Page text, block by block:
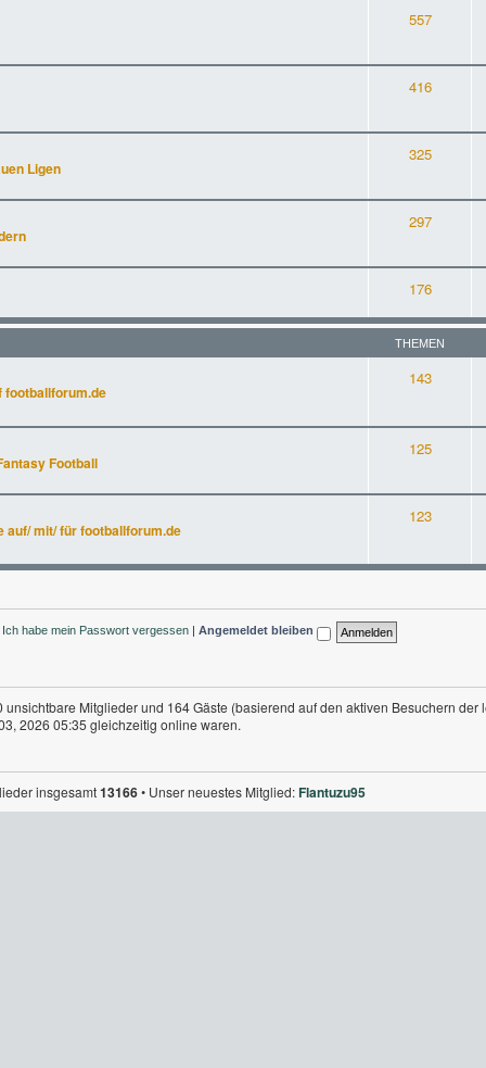
557
416
Ligen
325
297
176
THEMEN
footballforum.de
143
Football
125
auf/ mit/ für footballforum.de
123
Ich habe mein Passwort vergessen Angemeldet bleiben
Mitglieder und 164 Gäste (basierend auf den aktiven Besuchern der
2026 05:35 gleichzeitig online waren.
insgesamt13166• Unser neuestes Mitglied:Flantuzu95